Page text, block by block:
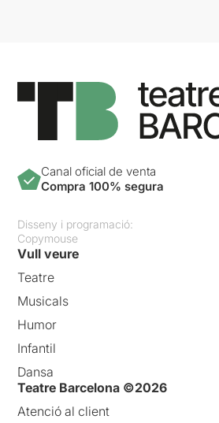
Canal oficial de venta
Compra 100% segura
Disseny i programació:
Copymouse
Vull veure
Teatre
Musicals
Humor
Infantil
Dansa
Teatre Barcelona ©2026
Atenció al client